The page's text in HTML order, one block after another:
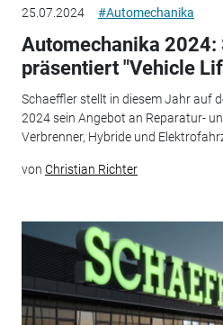
25.07.2024 #Automechanika
Automechanika 2024:
präsentiert "Vehicle
Schaeffler stellt in diesem Jahr auf
2024 sein Angebot an Reparatur-
Verbrenner, Hybride und
von Christian Richter